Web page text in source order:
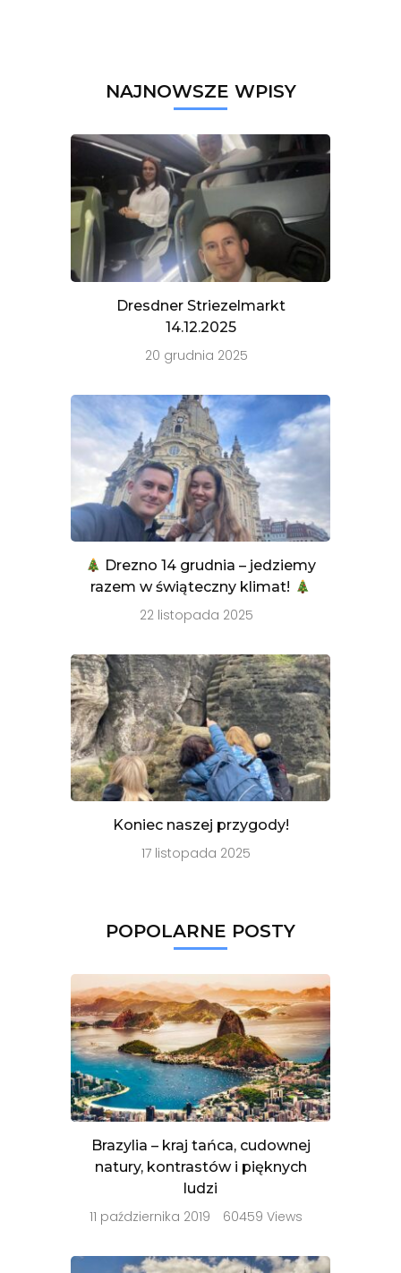
NAJNOWSZE WPISY
Dresdner Striezelmarkt
14.12.2025
20 grudnia 2025
Drezno 14 grudnia – jedziemy
razem w świąteczny klimat!
22 listopada 2025
Koniec naszej przygody!
17 listopada 2025
POPOLARNE POSTY
Brazylia – kraj tańca, cudownej
natury, kontrastów i pięknych
ludzi
11 października 2019 60459 Views